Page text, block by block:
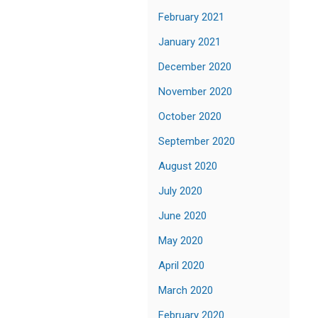
February 2021
January 2021
December 2020
November 2020
October 2020
September 2020
August 2020
July 2020
June 2020
May 2020
April 2020
March 2020
February 2020